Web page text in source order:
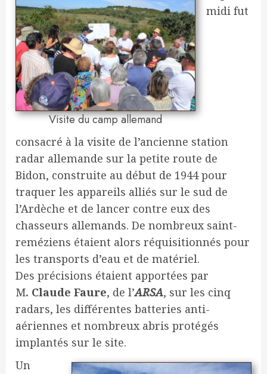
Visite du camp allemand
midi fut
consacré à la visite de l’ancienne station
radar allemande sur la petite route de
Bidon, construite au début de 1944 pour
traquer les appareils alliés sur le sud de
l’Ardèche et de lancer contre eux des
chasseurs allemands. De nombreux saint-
reméziens étaient alors réquisitionnés pour
les transports d’eau et de matériel.
Des précisions étaient apportées par
M. Claude Faure, de l’ARSA, sur les cinq
radars, les différentes batteries anti-
aériennes et nombreux abris protégés
implantés sur le site.
Un